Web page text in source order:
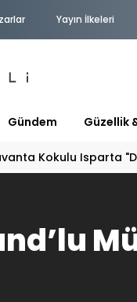
Yayın İlkeleri
Gündem Güzellik
PATİLİ DOSTA HAYATIMIZA "HOŞ GELDİN" DİYORSAK